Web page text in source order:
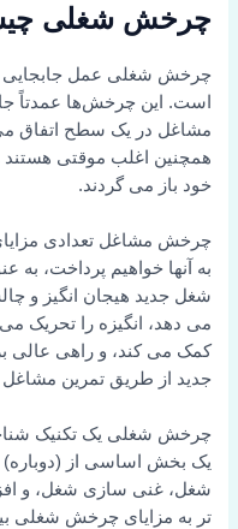
چرخش شغلی
چرخش شغلی عمل جابجایی
است. این چرخش‌ها عمدتاً
مشاغل در یک سطح اتفاق
همچنین اغلب موقتی
خود باز می گردند.
چرخش مشاغل تعدادی مزایای
به آنها خواهیم پرداخت، به
شغل جدید هیجان انگیز و
می دهد، انگیزه را تحریک
کمک می کند، و راهی
جدید از طریق تمرین
چرخش شغلی یک تکنیک
یک بخش اساسی از
شغل، غنی سازی شغل، و
تر به مزایای چرخش شغلی